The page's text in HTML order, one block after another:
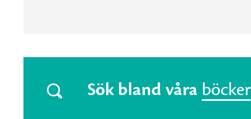
Sök bland våra böcker